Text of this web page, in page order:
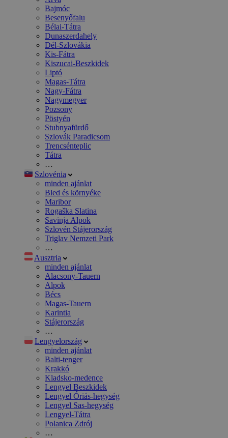
Bajmóc
Besenyőfalu
Bélai-Tátra
Dunaszerdahely
Dél-Szlovákia
Kis-Fátra
Kiszucai-Beszkidek
Liptó
Magas-Tátra
Nagy-Fátra
Nagymegyer
Pozsony
Pöstyén
Stubnyafürdő
Szlovák Paradicsom
Trencsénteplic
Tátra
…
Szlovénia
minden ajánlat
Bled és környéke
Maribor
Rogaška Slatina
Savinja Alpok
Szlovén Stájerország
Triglav Nemzeti Park
…
Ausztria
minden ajánlat
Alacsony-Tauern
Alpok
Bécs
Magas-Tauern
Karintia
Stájerország
…
Lengyelország
minden ajánlat
Balti-tenger
Krakkó
Kladsko-medence
Lengyel Beszkidek
Lengyel Óriás-hegység
Lengyel Sas-hegység
Lengyel-Tátra
Polanica Zdrój
…